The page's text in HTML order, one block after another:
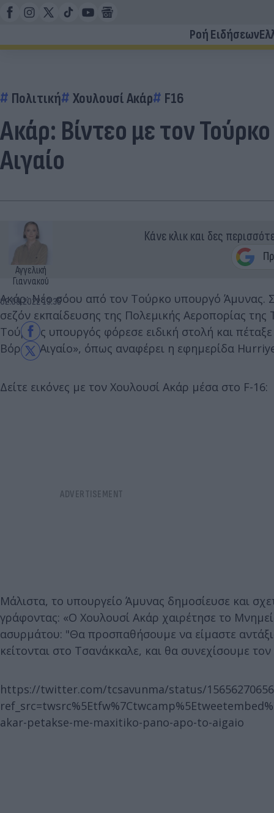
Ροή Ειδήσεων
Πολιτική Χουλουσί Ακάρ F16
Ακάρ: Βίντεο με τον
Αιγαίο
Αγγελική
Γιαννακού
02.09.2022 13:35
Κάνε κλικ και δες
Ακάρ: Νέο σόου από τον Τούρκο υπουργό Άμυνας.
σεζόν εκπαίδευσης της Πολεμικής Αεροπορίας
Τούρκος υπουργός φόρεσε ειδική στολή και
Bόρειο Αιγαίο», όπως αναφέρει η εφημερίδα
Δείτε εικόνες με τον Χουλουσί Ακάρ μέσα στο F-16:
Μάλιστα, το υπουργείο Άμυνας δημοσίευσε και
γράφοντας: «Ο Χουλουσί Ακάρ χαιρέτησε το
ασυρμάτου: "Θα προσπαθήσουμε να είμαστε
κείτονται στο Τσανάκκαλε, και θα συνεχίσουμε
https://twitter.com/tcsavunma/status/
akar-petakse-me-maxitiko-pano-apo-to-aigaio